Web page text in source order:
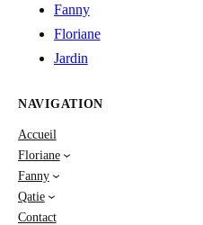
Fanny
Floriane
Jardin
NAVIGATION
Accueil
Floriane
Fanny
Qatie
Contact